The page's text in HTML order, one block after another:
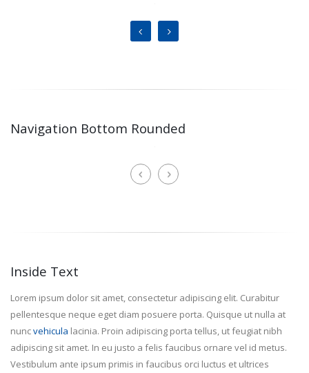
Navigation Bottom Rounded
Inside Text
Lorem ipsum dolor sit amet, consectetur adipiscing elit. Curabitur
pellentesque neque eget diam posuere porta. Quisque ut nulla at
nuncvehicula lacinia. Proin adipiscing porta tellus, ut feugiat nibh
adipiscing sit amet. In eu justo a felis faucibus ornare vel id metus.
Vestibulum ante ipsum primis in faucibus orci luctus et ultrices